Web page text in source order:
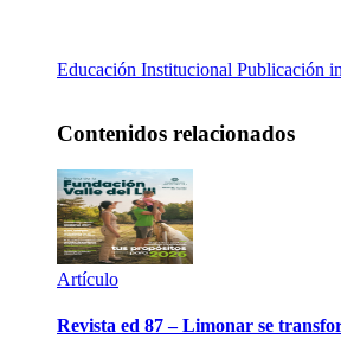
Educación Institucional Publicación
Contenidos relacionados
Artículo
Revista ed 87 – Limonar se